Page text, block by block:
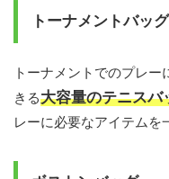
トーナメントバッグ
トーナメントでのプレ
きる大容量のテニスバ
レーに必要なアイテムを